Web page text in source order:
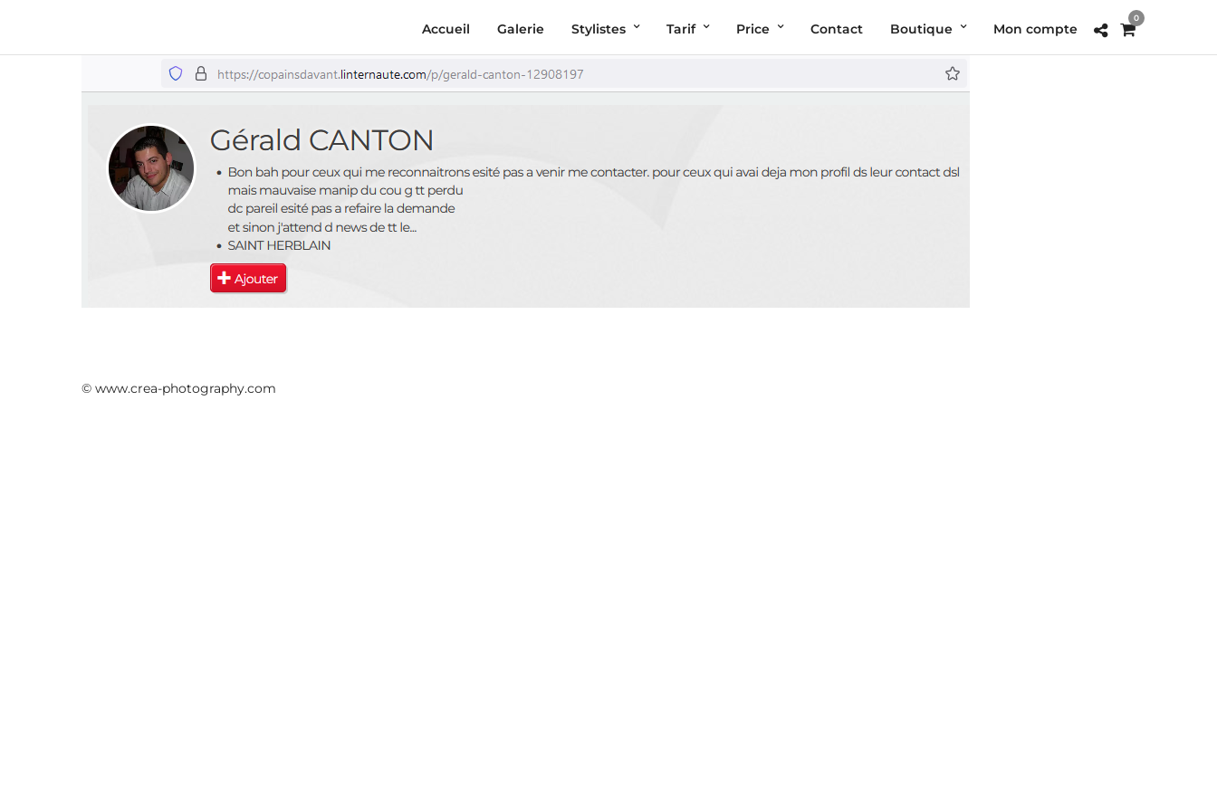
Accueil Galerie Stylistes Tarif Price Contact Boutique Mon compte
0
© www.crea-photography.com